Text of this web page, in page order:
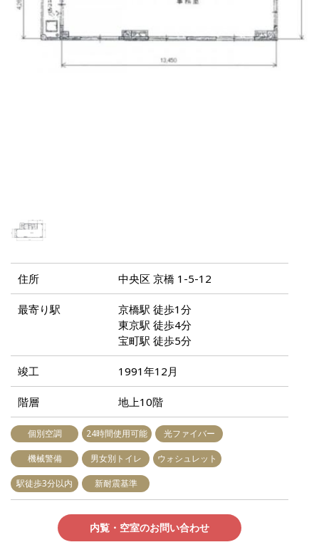
住所 中央区 京橋 1-5-12
最寄り駅
京橋駅 徒歩1分
東京駅 徒歩4分
宝町駅 徒歩5分
竣工 1991年12月
階層 地上10階
個別空調 24時間使用可能 光ファイバー
機械警備 男女別トイレ ウォシュレット
駅徒歩3分以内 新耐震基準
内覧・空室のお問い合わせ